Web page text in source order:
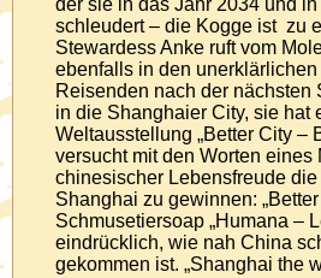
der sie in das Jahr 2034 und
schleudert – die Kogge ist zu
Stewardess Anke ruft vom
ebenfalls in den
Reisenden nach der
in die Shanghaier City, sie hat
Weltausstellung „Better City –
versucht mit den Worten
chinesischer Lebensfreude
Shanghai zu gewinnen:
Schmusetiersoap „Humana –
eindrücklich, wie nah China
gekommen ist. „Shanghai the